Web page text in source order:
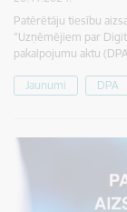
Patērētāju tiesību
"Uzņēmējiem par
pakalpojumu aktu
Jaunumi DPA